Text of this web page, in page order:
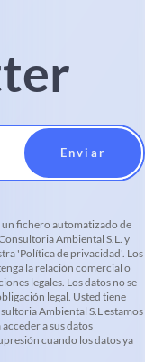
un fichero automatizado de
Ambiental S.L. y
'Política de privacidad'. Los
la relación comercial o
legales. Los datos no se
legal. Usted tiene
Ambiental S.L estamos
a sus datos
cuando los datos ya